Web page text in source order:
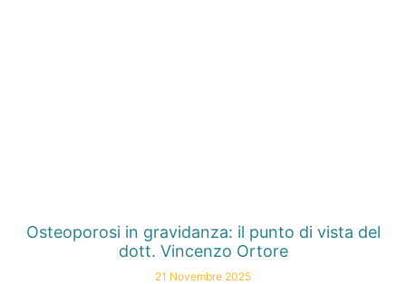
Osteoporosi in gravidanza: il punto di vista del
dott. Vincenzo Ortore
21 Novembre 2025